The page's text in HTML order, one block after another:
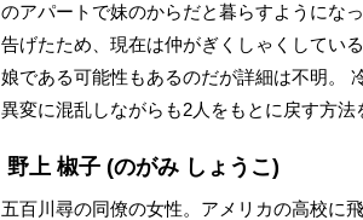
のアパートで妹のからだと暮らすようにな
告げたため、現在は仲がぎくしゃくしてい
娘である可能性もあるのだが詳細は不明。
異変に混乱しながらも2人をもとに戻す方法
野上 椒子 (のがみ しょうこ)
五百川尋の同僚の女性。アメリカの高校に